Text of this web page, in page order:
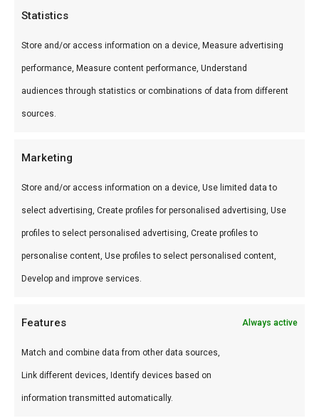
Statistics
Store and/or access information on a device, Measure advertising
performance, Measure content performance, Understand
audiences through statistics or combinations of data from different
sources.
Marketing
Store and/or access information on a device, Use limited data to
select advertising, Create profiles for personalised advertising, Use
profiles to select personalised advertising, Create profiles to
personalise content, Use profiles to select personalised content,
Develop and improve services.
Features Always active
Match and combine data from other data sources,
Link different devices, Identify devices based on
information transmitted automatically.
Hoeveel briketten heb je nodig?
Cook Duur Briketten
Brisket
Pulled pork
Kip 2-3 uur 1-1,5 kg
Bestellen bij FlameFlavor
Bestel online met snelle levering door heel
Nederland. Combineer met
chemievrij aansteken.
Meer lezen:Briketten vs houtskool
houtskool kamado|Alle brandstof